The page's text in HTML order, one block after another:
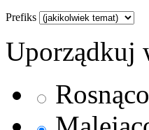
Prefiks
Uporządkuj
Rosnąco